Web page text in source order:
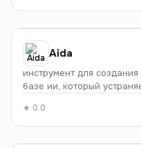
Aida
инструмент для
базе ии, который
★ 0.0